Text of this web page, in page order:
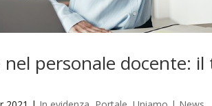
nel personale docente: